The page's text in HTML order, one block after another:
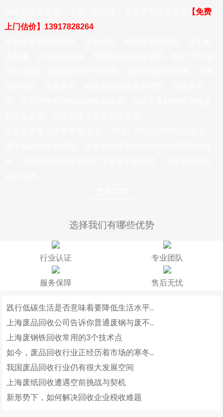
【免费
上门估价】13917828264
选择我们有哪些优势
行业认证 专业团队
服务保障 售后无忧
践行低碳生活是否意味着要降低生活水平..
上海废品回收公司告诉你普通废钢与废不..
上海废钢铁回收常用的3个技术点
如今，废品回收行业正经历着市场的寒冬..
我国废品回收行业仍有很大发展空间
上海废纸回收遭遇空前挑战与契机
新形势下，如何解决回收企业税收难题